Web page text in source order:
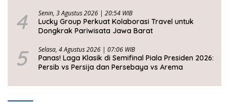
4 Senin, 3 Agustus 2026 | 20:54 WIB
Lucky Group Perkuat Kolaborasi Travel untuk
Dongkrak Pariwisata Jawa Barat
5 Selasa, 4 Agustus 2026 | 07:06 WIB
Panas! Laga Klasik di Semifinal Piala Presiden 2026:
Persib vs Persija dan Persebaya vs Arema